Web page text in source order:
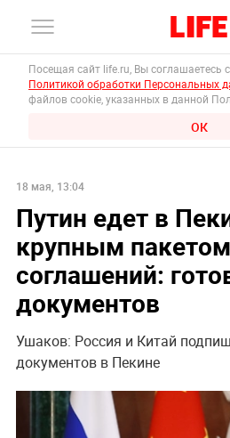
Посещая сайт life.ru, Вы соглашаетесь
Политикой обработки Персональных
файлов cookie, указанных в данной
ОК
18 мая, 13:04
Путин едет в
крупным пакетом
соглашений:
документов
Ушаков: Россия и Китай
документов в Пекине